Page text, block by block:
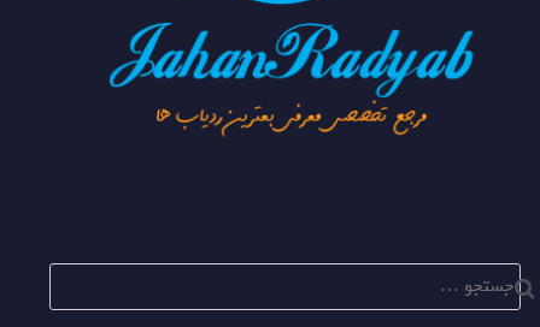
جستجو
برای: